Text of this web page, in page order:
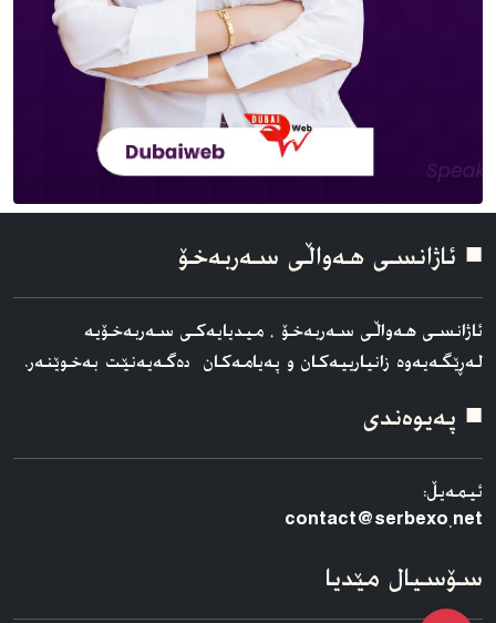
■ ئاژانسی هه‌واڵی سه‌ربه‌خۆ
ئاژانسی هه‌واڵی سه‌ربه‌خۆ ، میدیایەکی سەربەخۆیە
لەڕێگەیەوە زانیارییەکان و پەیامەکان دەگەیەنێت بەخوێنەر.
■ په‌یوه‌ندی
ئیمەیڵ:
contact@serbexo.net
سۆسیال مێدیا